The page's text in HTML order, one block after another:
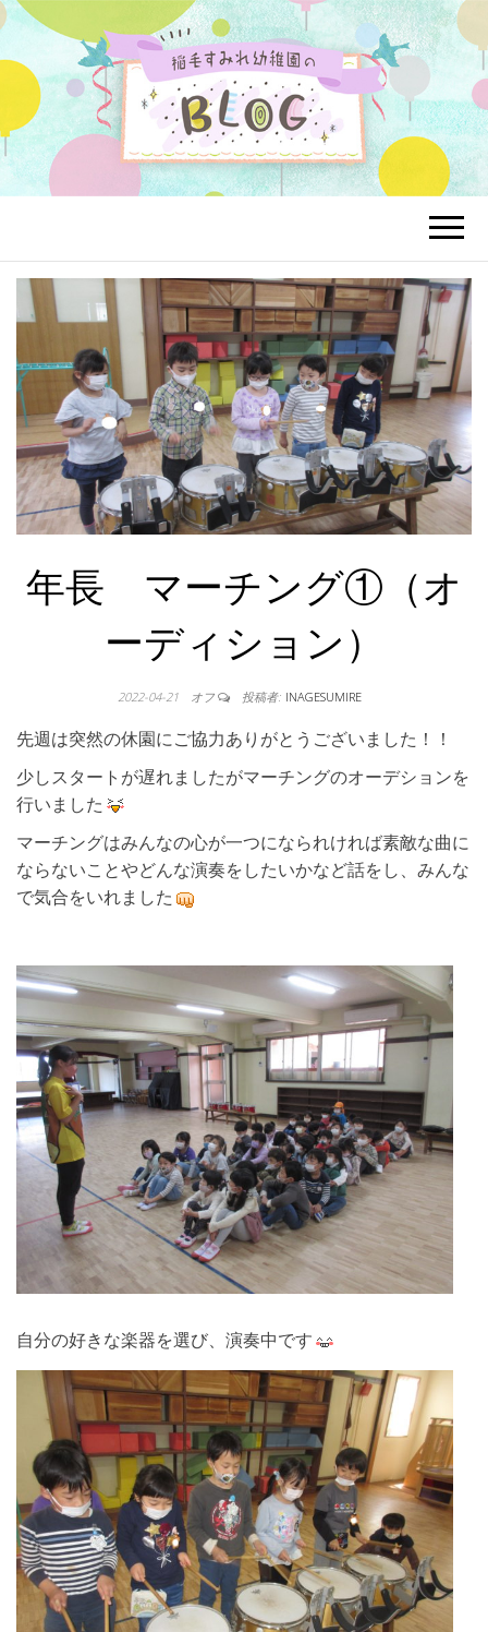
年長 マーチング①（オ
ーディション）
2022-04-21 オフ 投稿者: INAGESUMIRE
先週は突然の休園にご協力ありがとうございました！！
少しスタートが遅れましたがマーチングのオーデションを
行いました
マーチングはみんなの心が一つになられければ素敵な曲に
ならないことやどんな演奏をしたいかなど話をし、みんな
で気合をいれました
自分の好きな楽器を選び、演奏中です